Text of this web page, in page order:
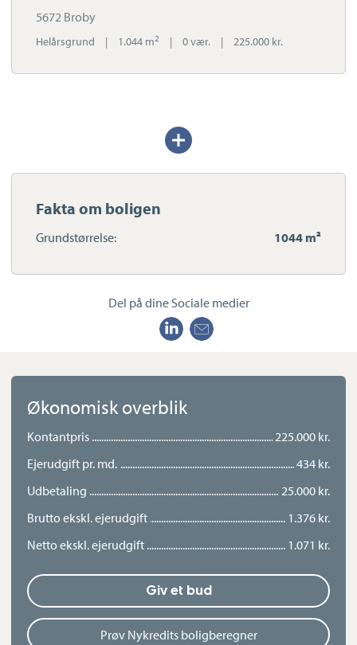
5672 Broby
Helårsgrund | 1.044 m2 | 0 vær. | 225.000 kr.
Udvid/skjul
tekst
Fakta om boligen
Grundstørrelse: 1044 m²
Del på dine Sociale medier
Økonomisk overblik
Kontantpris
225.000 kr.
Ejerudgift pr. md.
434 kr.
Udbetaling
25.000 kr.
Brutto ekskl. ejerudgift
1.376 kr.
Netto ekskl. ejerudgift
1.071 kr.
Giv et bud
Prøv Nykredits boligberegner